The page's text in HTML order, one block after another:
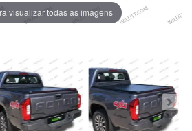
visualizar todas as imagens